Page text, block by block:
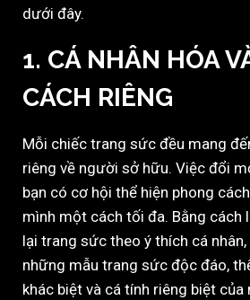
dưới đây.
1. CÁ NHÂN HÓA
CÁCH RIÊNG
Mỗi chiếc trang sức đều mang
riêng về người sở hữu. Việc đổi
bạn có cơ hội thể hiện phong
mình một cách tối đa. Bằng cách
lại trang sức theo ý thích cá
những mẫu trang sức độc đáo,
khác biệt và cá tính riêng biệt của